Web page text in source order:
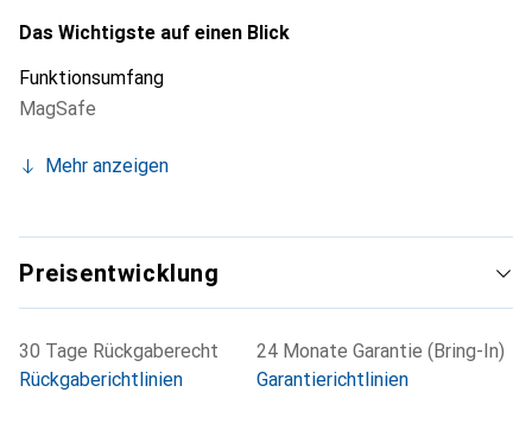
Das Wichtigste auf einen Blick
Funktionsumfang
MagSafe
Mehr anzeigen
Preisentwicklung
30 Tage Rückgaberecht
Rückgaberichtlinien
24 Monate Garantie (Bring-In)
Garantierichtlinien